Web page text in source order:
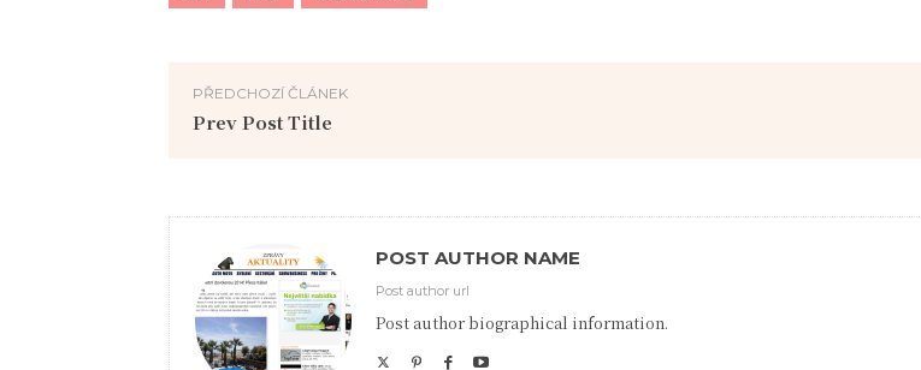
PŘEDCHOZÍ ČLÁNEK
Prev Post Title
POST AUTHOR NAME
Post author url
Post author biographical information.